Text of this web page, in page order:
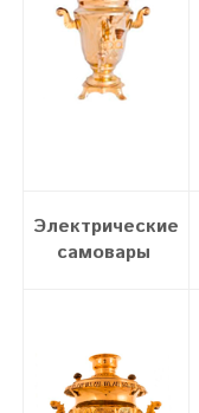
Электрические
самовары